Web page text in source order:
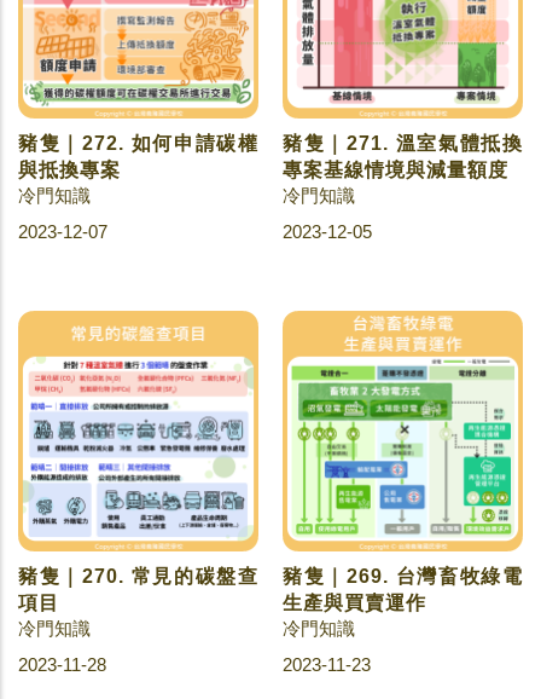
豬隻｜272. 如何申請碳權
與抵換專案
冷門知識
2023-12-07
豬隻｜271. 溫室氣體抵換
專案基線情境與減量額度
冷門知識
2023-12-05
豬隻｜270. 常見的碳盤查
項目
冷門知識
2023-11-28
豬隻｜269. 台灣畜牧綠電
生產與買賣運作
冷門知識
2023-11-23